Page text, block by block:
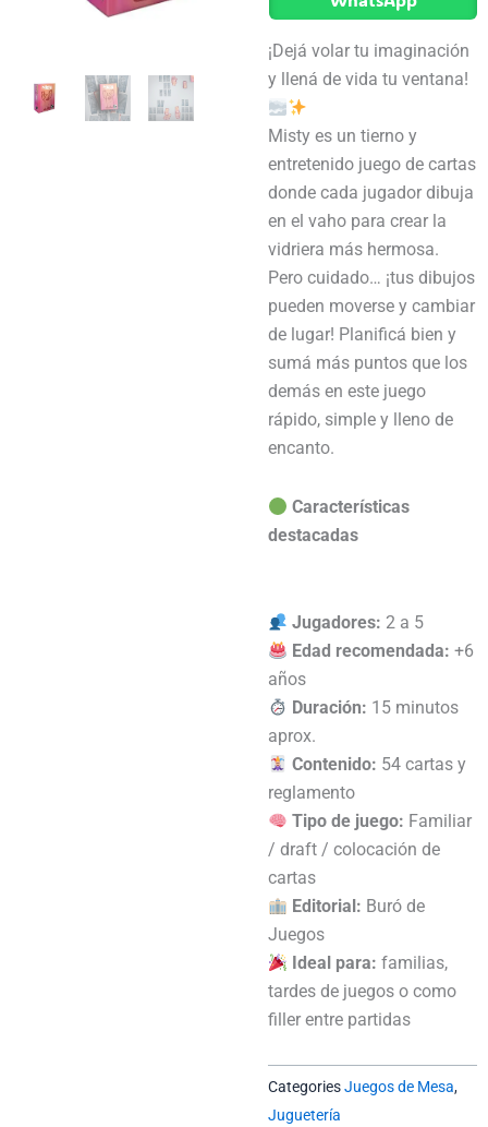
¡Dejá volar tu imaginación
y llená de vida tu ventana!
Misty es un tierno y
entretenido juego de cartas
donde cada jugador dibuja
en el vaho para crear la
vidriera más hermosa.
Pero cuidado… ¡tus dibujos
pueden moverse y cambiar
de lugar! Planificá bien y
sumá más puntos que los
demás en este juego
rápido, simple y lleno de
encanto.
Características
destacadas
Jugadores: 2 a 5
Edad recomendada: +6
años
Duración: 15 minutos
aprox.
Contenido: 54 cartas y
reglamento
Tipo de juego: Familiar
/ draft / colocación de
cartas
Editorial: Buró de
Juegos
Ideal para: familias,
tardes de juegos o como
filler entre partidas
CategoriesJuegos de Mesa,
Juguetería